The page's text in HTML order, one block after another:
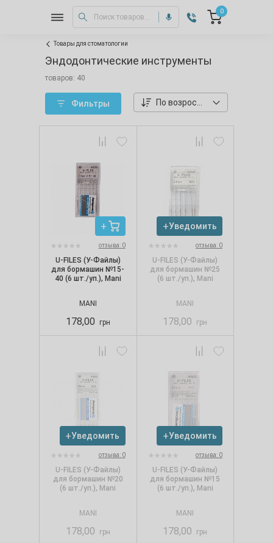
0
Товары для стоматологии
Эндодонтические инструменты
товаров: 40
Фильтры
отзыва: 0
U-FILES (У-Файлы)
для бормашин №15-
40 (6 шт./уп.), Mani
MANI
178,00 грн
Уведомить
отзыва: 0
U-FILES (У-Файлы)
для бормашин №25
(6 шт./уп.), Mani
MANI
178,00 грн
Уведомить
отзыва: 0
U-FILES (У-Файлы)
для бормашин №20
(6 шт./уп.), Mani
MANI
178,00 грн
Уведомить
отзыва: 0
U-FILES (У-Файлы)
для бормашин №15
(6 шт./уп.), Mani
MANI
178,00 грн